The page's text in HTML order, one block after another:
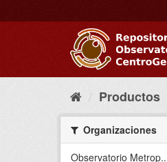
al
Productos
Organizaciones
Observatorio